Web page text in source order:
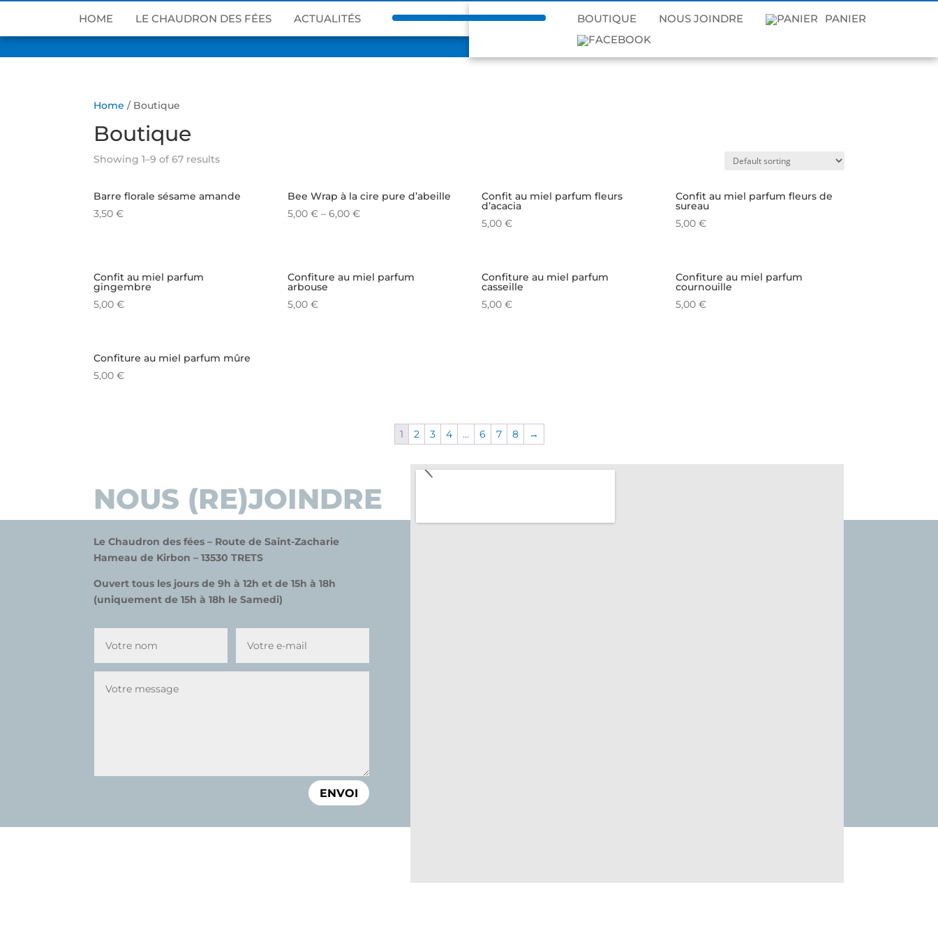
HOME LE CHAUDRON DES FÉES ACTUALITÉS BOUTIQUE NOUS JOINDRE PANIER
Home / Boutique
Boutique
Showing 1–9 of 67 results
Barre florale sésame amande
3,50€
Bee Wrap à la cire pure d’abeille
5,00€ –6,00€
Confit au miel parfum fleurs
d’acacia
5,00€
Confit au miel parfum fleurs de
sureau
5,00€
Confit au miel parfum
gingembre
5,00€
Confiture au miel parfum
arbouse
5,00€
Confiture au miel parfum
casseille
5,00€
Confiture au miel parfum
cournouille
5,00€
Confiture au miel parfum mûre
5,00€
1 2 3 4 … 6 7 8 →
NOUS (RE)JOINDRE
Le Chaudron des fées – Route de Saint-Zacharie
Hameau de Kirbon –13530 TRETS
Ouvert tous les jours de 9h à 12h et de 15h à 18h
(uniquement de 15h à 18h le Samedi)
ENVOI